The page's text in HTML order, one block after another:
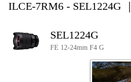
ILCE-7RM6 - SEL1224G
SEL1224G
FE 12-24mm F4 G